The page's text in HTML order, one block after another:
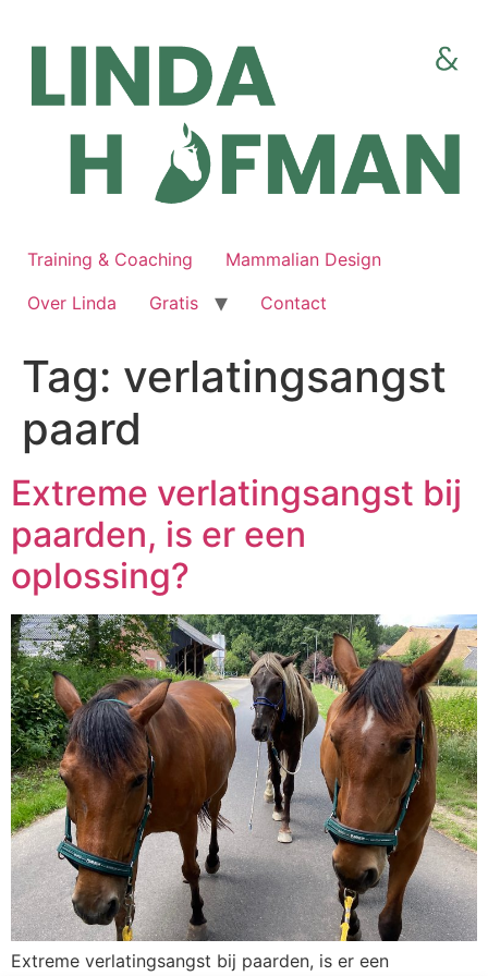
inhoud
Training & Coaching
Mammalian Design
Over Linda
Gratis Contact
Tag: verlatingsangst
paard
Extreme verlatingsangst bij
paarden, is er een
oplossing?
Extreme verlatingsangst bij paarden, is er een